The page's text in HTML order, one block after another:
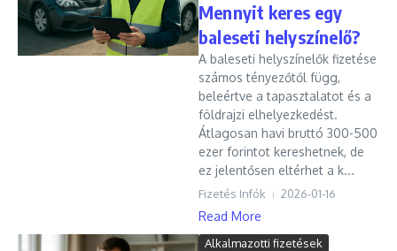
Mennyit keres egy
baleseti helyszínelő?
A baleseti helyszínelők fizetése
számos tényezőtől függ,
beleértve a tapasztalatot és a
földrajzi elhelyezkedést.
Átlagosan havi bruttó 300-500
ezer forintot kereshetnek, de
ez jelentősen eltérhet a k...
Fizetés Infók 2026-01-16
Read More
Alkalmazotti fizetések